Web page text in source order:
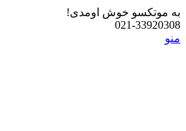
به موتکسو خوش اومدی!
021-33920308
منو